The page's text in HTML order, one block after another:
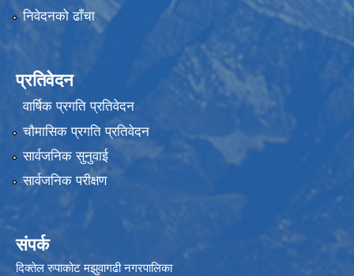
निवेदनको ढाँचा
प्रतिवेदन
वार्षिक प्रगति प्रतिवेदन
चौमासिक प्रगति प्रतिवेदन
सार्वजनिक सुनुवाई
सार्वजनिक परीक्षण
संपर्क
दिक्तेल रुपाकोट मझुवागढी नगरपालिका